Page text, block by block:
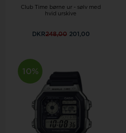
Club Time børne ur - sølv med
hvid urskive
DKR248,00 201,00
10%